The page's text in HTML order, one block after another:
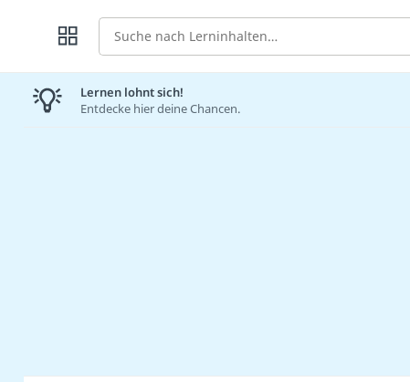
Suche
Lernen lohnt sich!
Entdecke hier deine Chancen.